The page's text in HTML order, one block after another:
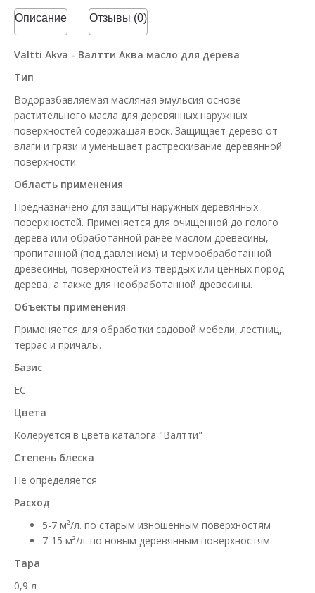
Описание Отзывы (0)
Valtti Akva - Валтти Аква масло для дерева
Тип
Водоразбавляемая масляная эмульсия основе
растительного масла для деревянных наружных
поверхностей содержащая воск. Защищает дерево от
влаги и грязи и уменьшает растрескивание деревянной
поверхности.
Область применения
Предназначено для защиты наружных деревянных
поверхностей. Применяется для очищенной до голого
дерева или обработанной ранее маслом древесины,
пропитанной (под давлением) и термообработанной
древесины, поверхностей из твердых или ценных пород
дерева, а также для необработанной древесины.
Объекты применения
Применяется для обработки садовой мебели, лестниц,
террас и причалы.
Базис
EC
Цвета
Колеруется в цвета каталога "Валтти"
Степень блеска
Не определяется
Расход
5-7 м²/л. по старым изношенным поверхностям
7-15 м²/л. по новым деревянным поверхностям
Тара
0,9 л